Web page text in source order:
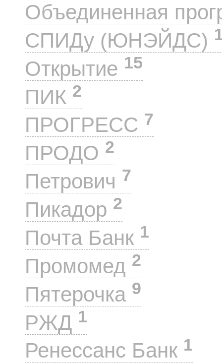
Объединенная
СПИДу (ЮНЭЙДС)
Открытие 15
ПИК 2
ПРОГРЕСС 7
ПРОДО 2
Петрович 7
Пикадор 2
Почта Банк 1
Промомед 2
Пятерочка 9
РЖД 1
Ренессанс Банк 1